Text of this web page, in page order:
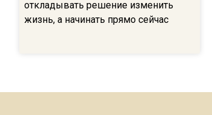
откладывать решение изменить
жизнь, а начинать прямо сейчас